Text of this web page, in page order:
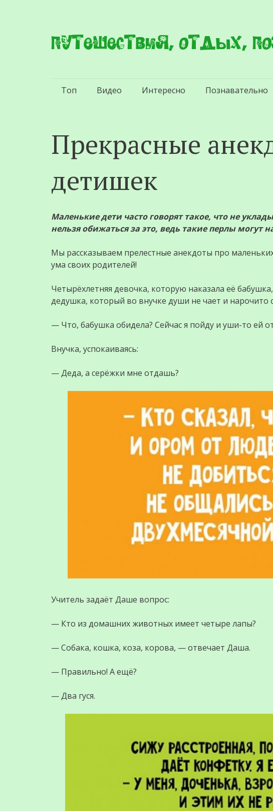
Путешествия, отдых,
Перейти
Топ Видео Интересно Познавательно
Прекрасные
детишек
Маленькие дети часто говорят такое, что не
нельзя обижаться за это, ведь такие перлы могут
Мы рассказываем прелестные анекдоты про
ума своих родителей!
Четырёхлетняя девочка, которую наказала её
дедушка, который во внучке души не чает и нарочито
— Что, бабушка обидела? Сейчас я пойду и уши-то ей
Внучка, успокаиваясь:
— Деда, а серёжки мне отдашь?
Учитель задаёт Даше вопрос:
— Кто из домашних животных имеет четыре лапы?
— Собака, кошка, коза, корова, — отвечает Даша.
— Правильно! А ещё?
— Два гуся.